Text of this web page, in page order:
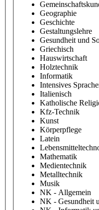
Geographie
Geschichte
Gestaltungslehre
Gesundheit und
Griechisch
Hauswirtschaft
Holztechnik
Informatik
Intensives
Italienisch
Katholische
Kfz-Technik
Kunst
Körperpflege
Latein
Mathematik
Medientechnik
Metalltechnik
Musik
NK - Allgemein
NK - Gesundheit